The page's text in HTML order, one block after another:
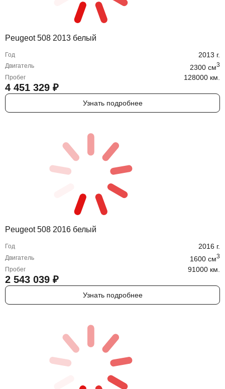
Peugeot 508 2013 белый
Год 2013 г.
Двигатель 2300 cм3
Пробег 128000 км.
4 451 329 ₽
Узнать подробнее
Peugeot 508 2016 белый
Год 2016 г.
Двигатель 1600 cм3
Пробег 91000 км.
2 543 039 ₽
Узнать подробнее